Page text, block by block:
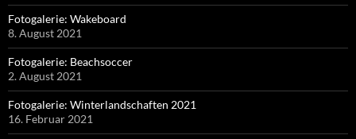
Fotogalerie: Wakeboard
8. August 2021
Fotogalerie: Beachsoccer
2. August 2021
Fotogalerie: Winterlandschaften 2021
16. Februar 2021